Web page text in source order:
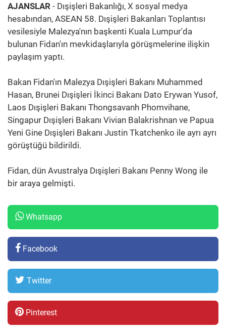
AJANSLAR - Dışişleri Bakanlığı, X sosyal medya
hesabından, ASEAN 58. Dışişleri Bakanları Toplantısı
vesilesiyle Malezya'nın başkenti Kuala Lumpur'da
bulunan Fidan'ın mevkidaşlarıyla görüşmelerine ilişkin
paylaşım yaptı.
Bakan Fidan'ın Malezya Dışişleri Bakanı Muhammed
Hasan, Brunei Dışişleri İkinci Bakanı Dato Erywan Yusof,
Laos Dışişleri Bakanı Thongsavanh Phomvihane,
Singapur Dışişleri Bakanı Vivian Balakrishnan ve Papua
Yeni Gine Dışişleri Bakanı Justin Tkatchenko ile ayrı ayrı
görüştüğü bildirildi.
Fidan, dün Avustralya Dışişleri Bakanı Penny Wong ile
bir araya gelmişti.
Whatsapp
Facebook
Twitter
Pinterest